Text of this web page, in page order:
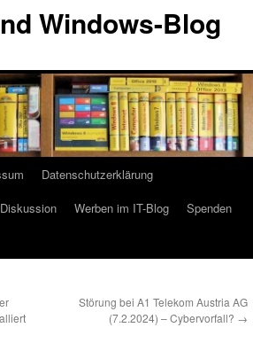
Windows-Blog
Datenschutzerklärung
Diskussion Werben im IT-Blog
Spenden
Störung bei A1 Telekom Austria AG
(7.2.2024) – Cybervorfall? →